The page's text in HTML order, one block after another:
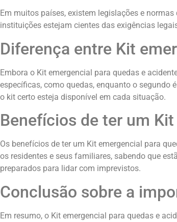
Em muitos países, existem legislações e
instituições estejam cientes das exigências
Diferença entre Kit
Embora o Kit emergencial para quedas e
específicas, como quedas, enquanto o segundo
o kit certo esteja disponível em cada situação.
Benefícios de ter um
Os benefícios de ter um Kit emergencial para
os residentes e seus familiares, sabendo que
preparados para lidar com imprevistos.
Conclusão sobre a
Em resumo, o Kit emergencial para quedas e